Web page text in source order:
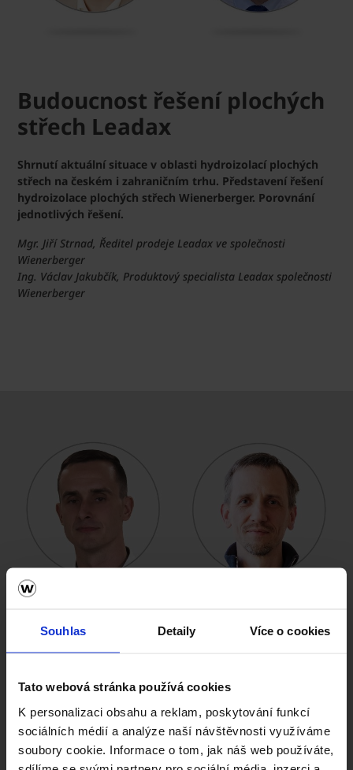
Souhlas Detaily Více o cookies
Tato webová stránka používá cookies
K personalizaci obsahu a reklam, poskytování funkcí
sociálních médií a analýze naší návštěvnosti využíváme
soubory cookie. Informace o tom, jak náš web používáte,
Budoucnost řešení plochých
střech Leadax
Shrnutí aktuální situace v oblasti hydroizolací plochých
střech na českém i zahraničním trhu. Představení řešení
hydroizolace plochých střech Wienerberger. Porovnání
jednotlivých řešení.
Mgr. Jiří Strnad, Ředitel prodeje Leadax ve společnosti
Wienerberger
Ing. Václav Jakubčík, Produktový specialista Leadax společnosti
Wienerberger